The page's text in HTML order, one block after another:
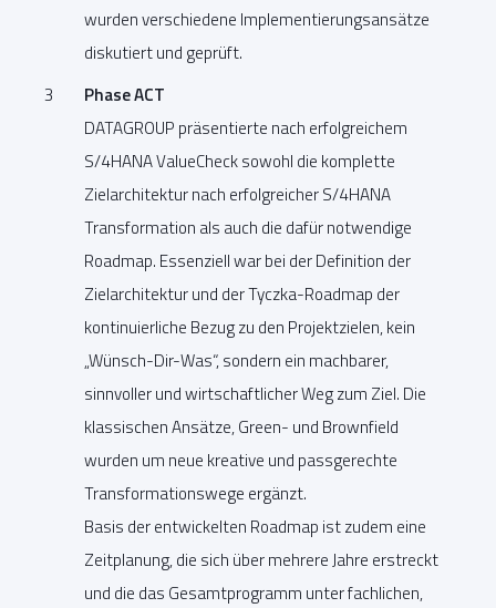
wurden verschiedene Implementierungsansätze
diskutiert und geprüft.
Phase ACT
DATAGROUP präsentierte nach erfolgreichem
S/4HANA ValueCheck sowohl die komplette
Zielarchitektur nach erfolgreicher S/4HANA
Transformation als auch die dafür notwendige
Roadmap. Essenziell war bei der Definition der
Zielarchitektur und der Tyczka-Roadmap der
kontinuierliche Bezug zu den Projektzielen, kein
„Wünsch-Dir-Was“, sondern ein machbarer,
sinnvoller und wirtschaftlicher Weg zum Ziel. Die
klassischen Ansätze, Green- und Brownfield
wurden um neue kreative und passgerechte
Transformationswege ergänzt.
Basis der entwickelten Roadmap ist zudem eine
Zeitplanung, die sich über mehrere Jahre erstreckt
und die das Gesamtprogramm unter fachlichen,